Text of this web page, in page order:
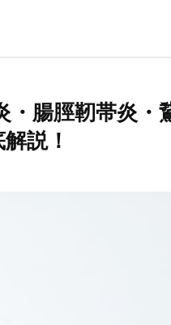
腸脛靭帯炎
説！